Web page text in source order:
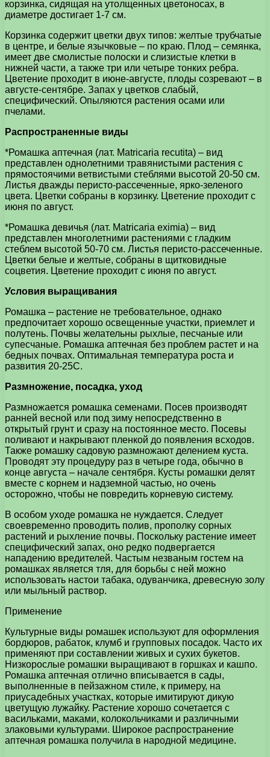
корзинка, сидящая на утолщенных цветоносах, в
диаметре достигает 1-7 см.
Корзинка содержит цветки двух типов: желтые трубчатые
в центре, и белые язычковые – по краю. Плод – семянка,
имеет две смолистые полоски и слизистые клетки в
нижней части, а также три или четыре тонких ребра.
Цветение проходит в июне-августе, плоды созревают – в
августе-сентябре. Запах у цветков слабый,
специфический. Опыляются растения осами или
пчелами.
Распространенные виды
*Ромашка аптечная (лат. Matricaria recutita) – вид
представлен однолетними травянистыми растения с
прямостоячими ветвистыми стеблями высотой 20-50 см.
Листья дважды перисто-рассеченные, ярко-зеленого
цвета. Цветки собраны в корзинку. Цветение проходит с
июня по август.
*Ромашка девичья (лат. Matricaria eximia) – вид
представлен многолетними растениями с гладким
стеблем высотой 50-70 см. Листья перисто-рассеченные.
Цветки белые и желтые, собраны в щитковидные
соцветия. Цветение проходит с июня по август.
Условия выращивания
Ромашка – растение не требовательное, однако
предпочитает хорошо освещенные участки, приемлет и
полутень. Почвы желательны рыхлые, песчаные или
супесчаные. Ромашка аптечная без проблем растет и на
бедных почвах. Оптимальная температура роста и
развития 20-25С.
Размножение, посадка, уход
Размножается ромашка семенами. Посев производят
ранней весной или под зиму непосредственно в
открытый грунт и сразу на постоянное место. Посевы
поливают и накрывают пленкой до появления всходов.
Также ромашку садовую размножают делением куста.
Проводят эту процедуру раз в четыре года, обычно в
конце августа – начале сентября. Кусты ромашки делят
вместе с корнем и надземной частью, но очень
осторожно, чтобы не повредить корневую систему.
В особом уходе ромашка не нуждается. Следует
своевременно проводить полив, прополку сорных
растений и рыхление почвы. Поскольку растение имеет
специфический запах, оно редко подвергается
нападению вредителей. Частым незваным гостем на
ромашках является тля, для борьбы с ней можно
использовать настои табака, одуванчика, древесную золу
или мыльный раствор.
Применение
Культурные виды ромашек используют для оформления
бордюров, рабаток, клумб и групповых посадок. Часто их
применяют при составлении живых и сухих букетов.
Низкорослые ромашки выращивают в горшках и кашпо.
Ромашка аптечная отлично вписывается в сады,
выполненные в пейзажном стиле, к примеру, на
приусадебных участках, которые имитируют дикую
цветущую лужайку. Растение хорошо сочетается с
васильками, маками, колокольчиками и различными
злаковыми культурами. Широкое распространение
аптечная ромашка получила в народной медицине.